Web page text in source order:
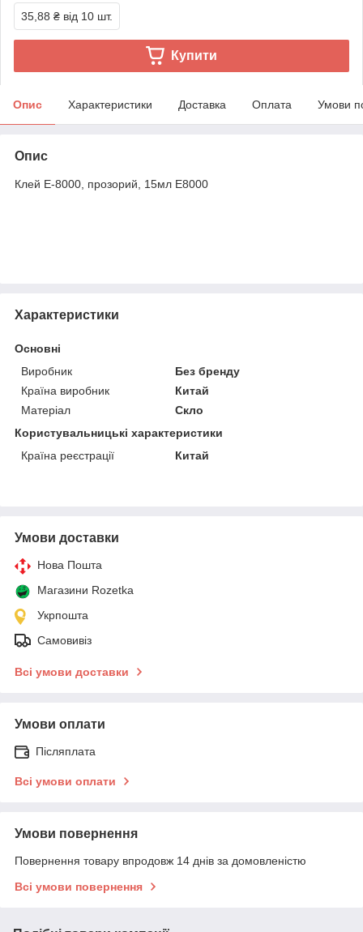
35,88 ₴ від 10 шт.
Купити
Опис Характеристики Доставка Оплата Умови
Опис
Клей E-8000, прозорий, 15мл E8000
Характеристики
Основні
Виробник
Без бренду
Країна виробник
Китай
Матеріал
Скло
Користувальницькі характеристики
Країна реєстрації
Китай
Умови доставки
Нова Пошта
Магазини Rozetka
Укрпошта
Самовивіз
Всі умови доставки
Умови оплати
Післяплата
Всі умови оплати
Умови повернення
Повернення товару впродовж 14 днів за домовленістю
Всі умови повернення